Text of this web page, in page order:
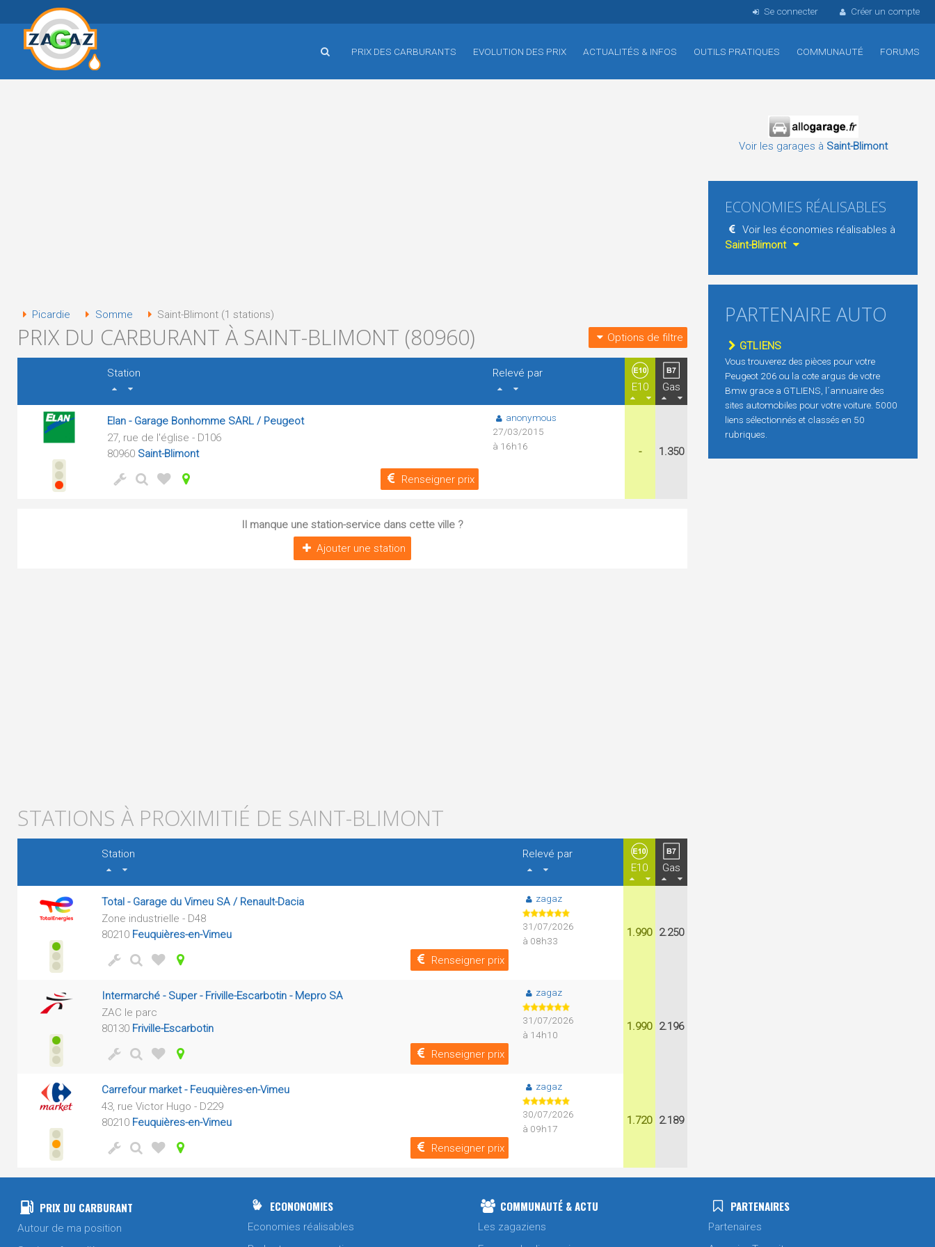
Se connecter Créer un compte
PRIX DES CARBURANTS EVOLUTION DES PRIX ACTUALITÉS & INFOS OUTILS PRATIQUES COMMUNAUTÉ FORUMS
Picardie Somme Saint-Blimont (1 stations)
PRIX DU CARBURANT À SAINT-BLIMONT (80960) Options de filtre
Station
Relevé par
E10
Gas
Elan - Garage Bonhomme SARL / Peugeot
27, rue de l'église - D106
80960 Saint-Blimont
Renseigner prix
anonymous
27/03/2015
à 16h16
- 1.350
Il manque une station-service dans cette ville ?
Ajouter une station
STATIONS À PROXIMITIÉ DE SAINT-BLIMONT
Station
Relevé par
E10
Gas
Total - Garage du Vimeu SA / Renault-Dacia
Zone industrielle - D48
80210 Feuquières-en-Vimeu
Renseigner prix
zagaz
31/07/2026
à 08h33
1.990 2.250
Intermarché - Super - Friville-Escarbotin - Mepro SA
ZAC le parc
80130 Friville-Escarbotin
Renseigner prix
zagaz
31/07/2026
à 14h10
1.990 2.196
Carrefour market - Feuquières-en-Vimeu
43, rue Victor Hugo - D229
80210 Feuquières-en-Vimeu
Renseigner prix
zagaz
30/07/2026
à 09h17
1.720 2.189
Voir les garages à Saint-Blimont
ECONOMIES RÉALISABLES
Voir les économies réalisables à
Saint-Blimont
PARTENAIRE AUTO
GTLIENS
Vous trouverez des pièces pour votre
Peugeot 206 ou la cote argus de votre
Bmw grace a GTLIENS, l´annuaire des
sites automobiles pour votre voiture. 5000
liens sélectionnés et classés en 50
rubriques.
PRIX DU CARBURANT
Autour de ma position
ECONONOMIES
Economies réalisables
COMMUNAUTÉ & ACTU
Les zagaziens
PARTENAIRES
Partenaires